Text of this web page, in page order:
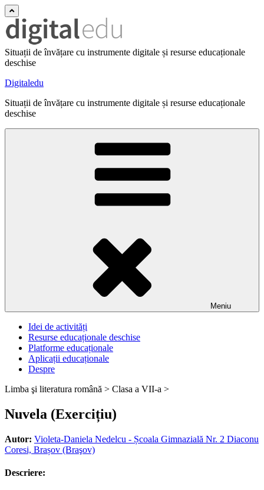
Situații de învățare cu instrumente digitale și resurse educaționale
deschise
Digitaledu
Situații de învățare cu instrumente digitale și resurse educaționale
deschise
Meniu
Idei de activități
Resurse educaționale deschise
Platforme educaționale
Aplicații educaționale
Despre
Limba şi literatura română > Clasa a VII-a >
Nuvela (Exercițiu)
Autor: Violeta-Daniela Nedelcu - Școala Gimnazială Nr. 2 Diaconu
Coresi, Brașov (Braşov)
Descriere: